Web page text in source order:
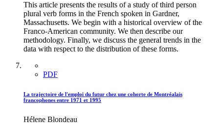
This article presents the results of a study of third person
plural verb forms in the French spoken in Gardner,
Massachusetts. We begin with a historical overview of the
Franco-American community. We then describe our
methodology. Finally, we discuss the general trends in the
data with respect to the distribution of these forms.
PDF
La trajectoire de l'emploi du futur chez une cohorte de Montréalais
francophones entre 1971 et 1995
Hélene Blondeau